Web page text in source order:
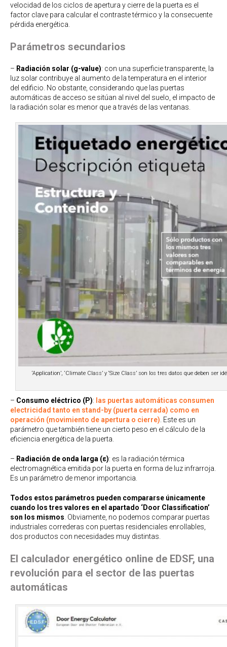
velocidad de los ciclos de apertura y cierre de la puerta es el
factor clave para calcular el contraste térmico y la consecuente
pérdida energética.
Parámetros secundarios
– Radiación solar (g-value): con una superficie transparente, la
luz solar contribuye al aumento de la temperatura en el interior
del edificio. No obstante, considerando que las puertas
automáticas de acceso se sitúan al nivel del suelo, el impacto de
la radiación solar es menor que a través de las ventanas.
‘Application’, ‘Climate Class’ y ‘Size Class’ son los tres datos que deben
– Consumo eléctrico (P): las puertas automáticas consumen
electricidad tanto en stand-by (puerta cerrada) como en
operación (movimiento de apertura o cierre) . Este es un
parámetro que también tiene un cierto peso en el cálculo de la
eficiencia energética de la puerta.
– Radiación de onda larga (ε): es la radiación térmica
electromagnética emitida por la puerta en forma de luz infrarroja.
Es un parámetro de menor importancia.
Todos estos parámetros pueden compararse únicamente
cuando los tres valores en el apartado ‘Door Classification’
son los mismos . Obviamente, no podemos comparar puertas
industriales correderas con puertas residenciales enrollables,
dos productos con necesidades muy distintas.
El calculador energético online de EDSF, una
revolución para el sector de las puertas
automáticas